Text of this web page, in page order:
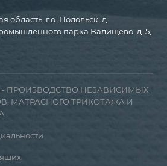
область, г.о. Подольск, д.
парка Валищево, д. 5,
- ПРОИЗВОДСТВО НЕЗАВИСИМЫХ
МАТРАСНОГО ТРИКОТАЖА И